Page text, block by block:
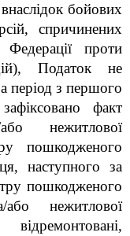
бойових
спричинених
Федерації проти
Податок не
період з першого
факт
нежитлової
пошкодженого
наступного за
пошкодженого
нежитлової